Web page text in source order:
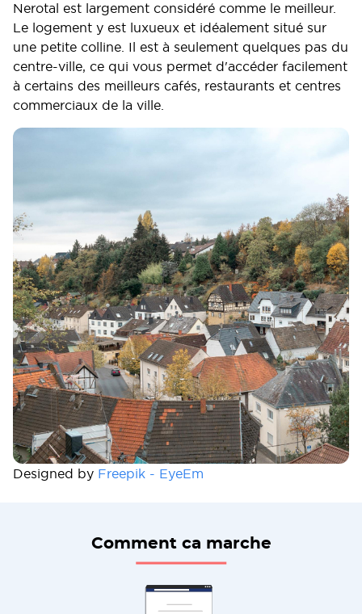
Nerotal est largement considéré comme le meilleur.
Le logement y est luxueux et idéalement situé sur
une petite colline. Il est à seulement quelques pas du
centre-ville, ce qui vous permet d'accéder facilement
à certains des meilleurs cafés, restaurants et centres
commerciaux de la ville.
Designed by Freepik - EyeEm
Comment ca marche